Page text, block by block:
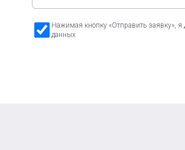
Нажимая кнопку «Отправить заявку», я
данных